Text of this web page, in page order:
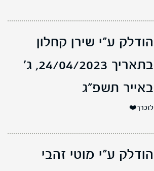
הודלק ע"י שירן קחלון
בתאריך 24/04/2023,
ג'
באייר תשפ"ג
לזכרך❤️
הודלק ע"י מוטי זהבי